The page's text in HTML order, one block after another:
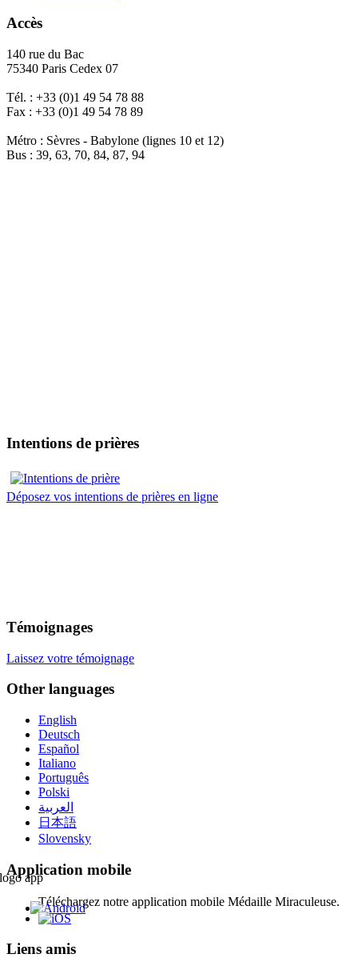
Accès
140 rue du Bac
75340 Paris Cedex 07
Tél. : +33 (0)1 49 54 78 88
Fax : +33 (0)1 49 54 78 89
Métro : Sèvres - Babylone (lignes 10 et 12)
Bus : 39, 63, 70, 84, 87, 94
Intentions de prières
Déposez vos intentions de prières en ligne
Témoignages
Laissez votre témoignage
Other languages
English
Deutsch
Español
Italiano
Português
Polski
العربية
日本語
Slovensky
Application mobile
Téléchargez notre application mobile Médaille Miraculeuse.
Liens amis